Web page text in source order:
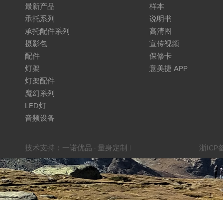
最新产品
承托系列
承托配件系列
摄影包
配件
灯架
灯架配件
魔幻系列
LED灯
音频设备
样本
说明书
高清图
宣传视频
保修卡
意美捷 APP
技术支持： 一诺优品 · 量身定制 | 浙ICP